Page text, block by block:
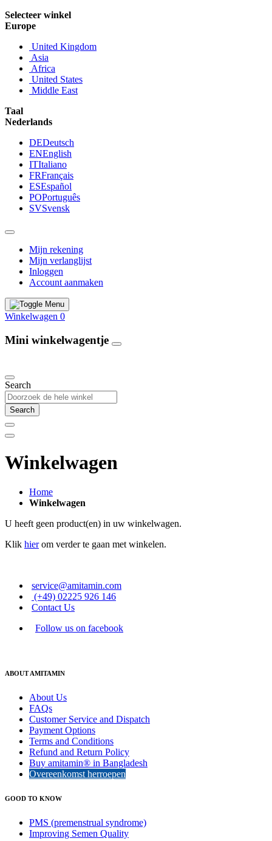
Selecteer winkel
Europe
United Kingdom
Asia
Africa
United States
Middle East
Taal
Nederlands
DEDeutsch
ENEnglish
ITItaliano
FRFrançais
ESEspañol
POPortuguês
SVSvensk
Mijn rekening
Mijn verlanglijst
Inloggen
Account aanmaken
Winkelwagen 0
Mini winkelwagentje
Search
Search
Winkelwagen
Home
Winkelwagen
U heeft geen product(en) in uw winkelwagen.
Klik hierom verder te gaan met winkelen.
service@amitamin.com
(+49) 02225 926 146
Contact Us
Follow us on facebook
ABOUT AMITAMIN
About Us
FAQs
Customer Service and Dispatch
Payment Options
Terms and Conditions
Refund and Return Policy
Buy amitamin® in Bangladesh
Overeenkomst herroepen
GOOD TO KNOW
PMS (premenstrual syndrome)
Improving Semen Quality